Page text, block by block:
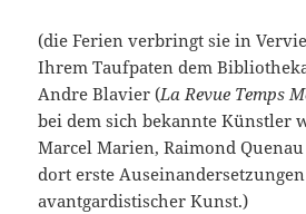
(die Ferien verbringt sie in
Ihrem Taufpaten dem
Andre Blavier (La Revue Temps
bei dem sich bekannte Künstler
Marcel Marien, Raimond
dort erste
avantgardistischer Kunst.)